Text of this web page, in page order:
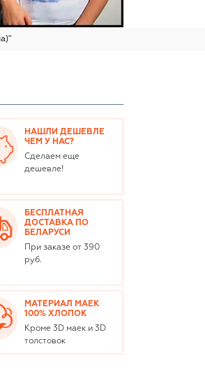
НАШЛИ ДЕШЕВЛЕ
ЧЕМ У НАС?
Сделаем еще
дешевле!
БЕСПЛАТНАЯ
ДОСТАВКА ПО
БЕЛАРУСИ
При заказе от 390
руб.
МАТЕРИАЛ МАЕК
100% ХЛОПОК
Кроме 3D маек и 3D
толстовок